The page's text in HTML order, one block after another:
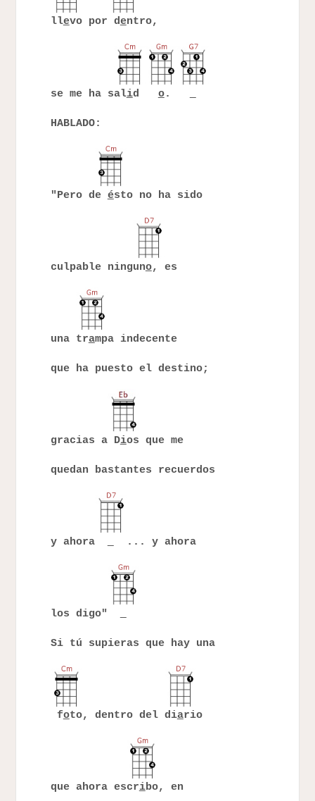
llevo por dentro,
se me ha salid o.
HABLADO:
"Pero de ésto no ha sido
culpable ninguno, es
una trampa indecente
que ha puesto el destino;
gracias a Dios que me
quedan bastantes recuerdos
y ahora ... y ahora
los digo"
Si tú supieras que hay una
foto, dentro del diario
que ahora escribo, en